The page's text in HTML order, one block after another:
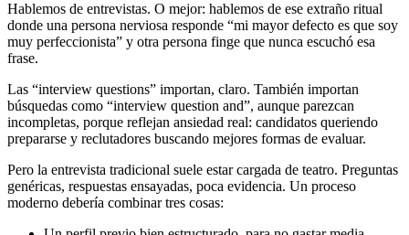
Hablemos de entrevistas. O mejor: hablemos de ese extraño ritual
donde una persona nerviosa responde “mi mayor defecto es que soy
muy perfeccionista” y otra persona finge que nunca escuchó esa
frase.
Las “interview questions” importan, claro. También importan
búsquedas como “interview question and”, aunque parezcan
incompletas, porque reflejan ansiedad real: candidatos queriendo
prepararse y reclutadores buscando mejores formas de evaluar.
Pero la entrevista tradicional suele estar cargada de teatro. Preguntas
genéricas, respuestas ensayadas, poca evidencia. Un proceso
moderno debería combinar tres cosas: